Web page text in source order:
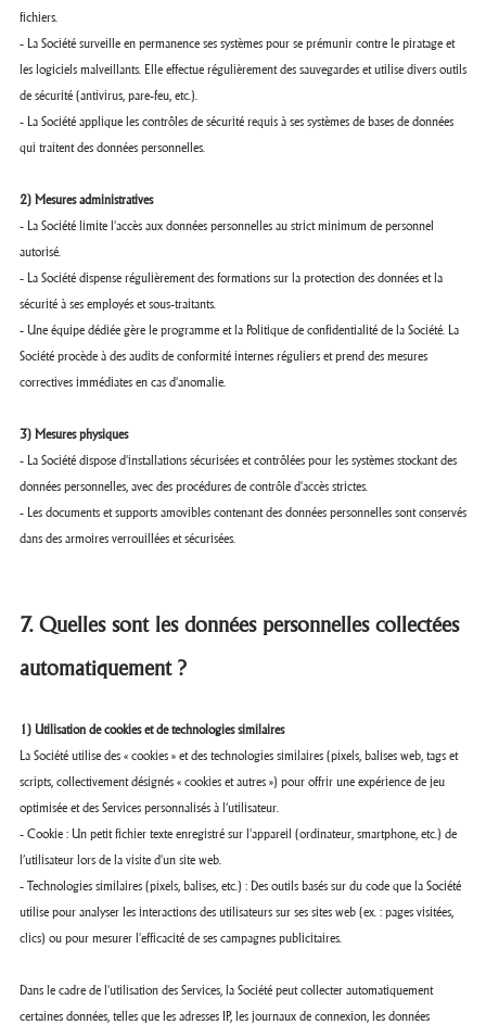
fichiers.
- La Société surveille en permanence ses systèmes pour se prémunir contre le piratage et
les logiciels malveillants. Elle effectue régulièrement des sauvegardes et utilise divers outils
de sécurité (antivirus, pare-feu, etc.).
- La Société applique les contrôles de sécurité requis à ses systèmes de bases de données
qui traitent des données personnelles.
2) Mesures administratives
- La Société limite l'accès aux données personnelles au strict minimum de personnel
autorisé.
- La Société dispense régulièrement des formations sur la protection des données et la
sécurité à ses employés et sous-traitants.
- Une équipe dédiée gère le programme et la Politique de confidentialité de la Société. La
Société procède à des audits de conformité internes réguliers et prend des mesures
correctives immédiates en cas d'anomalie.
3) Mesures physiques
- La Société dispose d'installations sécurisées et contrôlées pour les systèmes stockant des
données personnelles, avec des procédures de contrôle d'accès strictes.
- Les documents et supports amovibles contenant des données personnelles sont conservés
dans des armoires verrouillées et sécurisées.
7. Quelles sont les données personnelles collectées
automatiquement ?
1) Utilisation de cookies et de technologies similaires
La Société utilise des « cookies » et des technologies similaires (pixels, balises web, tags et
scripts, collectivement désignés « cookies et autres ») pour offrir une expérience de jeu
optimisée et des Services personnalisés à l’utilisateur.
- Cookie : Un petit fichier texte enregistré sur l'appareil (ordinateur, smartphone, etc.) de
l’utilisateur lors de la visite d'un site web.
- Technologies similaires (pixels, balises, etc.) : Des outils basés sur du code que la Société
utilise pour analyser les interactions des utilisateurs sur ses sites web (ex. : pages visitées,
clics) ou pour mesurer l'efficacité de ses campagnes publicitaires.
Dans le cadre de l'utilisation des Services, la Société peut collecter automatiquement
certaines données, telles que les adresses IP, les journaux de connexion, les données